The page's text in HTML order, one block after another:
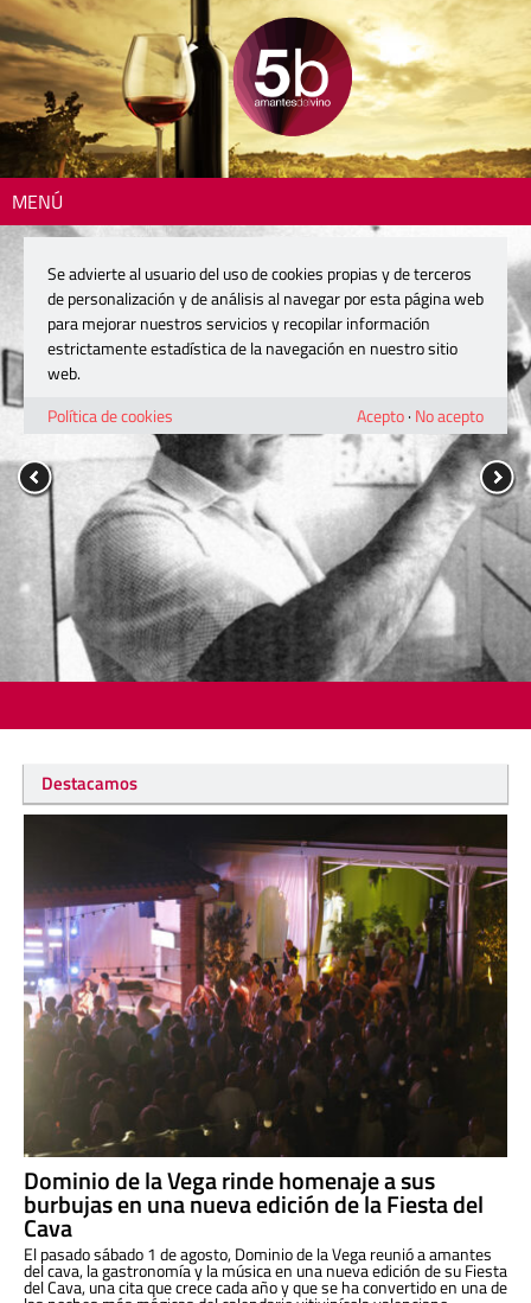
MENÚ
Destacamos
Dominio de la Vega rinde homenaje a sus
burbujas en una nueva edición de la Fiesta del
Cava
El pasado sábado 1 de agosto, Dominio de la Vega reunió a amantes
del cava, la gastronomía y la música en una nueva edición de su Fiesta
del Cava, una cita que crece cada año y que se ha convertido en una de
Se advierte al usuario del uso de cookies propias y de terceros
de personalización y de análisis al navegar por esta página web
para mejorar nuestros servicios y recopilar información
estrictamente estadística de la navegación en nuestro sitio
web.
Política de cookies
Acepto· No acepto